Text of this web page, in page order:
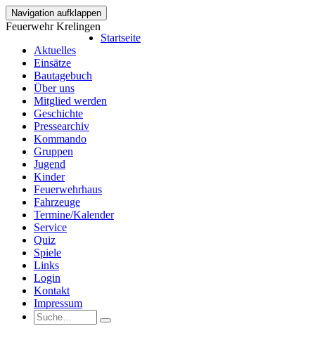
Navigation aufklappen
Feuerwehr Krelingen
Startseite
Aktuelles
Einsätze
Bautagebuch
Über uns
Mitglied werden
Geschichte
Pressearchiv
Kommando
Gruppen
Jugend
Kinder
Feuerwehrhaus
Fahrzeuge
Termine/Kalender
Service
Quiz
Spiele
Links
Login
Kontakt
Impressum